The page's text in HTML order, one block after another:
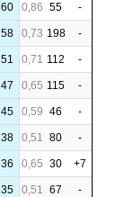
60 0,86 55 -
58 0,73 198 -
51 0,71 112 -
47 0,65 115 -
45 0,59 46 -
38 0,51 80 -
36 0,65 30 +7
35 0,51 67 -